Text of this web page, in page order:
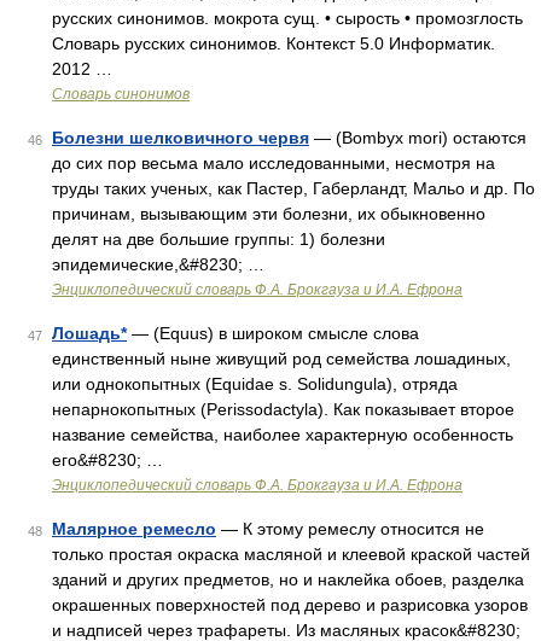
русских синонимов. мокрота сущ. • сырость • промозглость
Словарь русских синонимов. Контекст 5.0 Информатик.
2012 …
Словарь синонимов
46 Болезни шелковичного червя — (Bombyx mori) остаются
до сих пор весьма мало исследованными, несмотря на
труды таких ученых, как Пастер, Габерландт, Мальо и др. По
причинам, вызывающим эти болезни, их обыкновенно
делят на две большие группы: 1) болезни
эпидемические,&#8230; …
Энциклопедический словарь Ф.А. Брокгауза и И.А. Ефрона
47 Лошадь*— (Equus) в широком смысле слова
единственный ныне живущий род семейства лошадиных,
или однокопытных (Equidae s. Solidungula), отряда
непарнокопытных (Perissodactyla). Как показывает второе
название семейства, наиболее характерную особенность
его&#8230; …
Энциклопедический словарь Ф.А. Брокгауза и И.А. Ефрона
48 Малярное ремесло — К этому ремеслу относится не
только простая окраска масляной и клеевой краской частей
зданий и других предметов, но и наклейка обоев, разделка
окрашенных поверхностей под дерево и разрисовка узоров
и надписей через трафареты. Из масляных красок&#8230;